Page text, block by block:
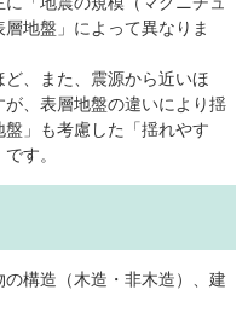
地盤」によって異なりま
、また、震源から近いほ
、表層地盤の違いにより揺
」も考慮した「揺れやす
す。
構造（木造・非木造）、建